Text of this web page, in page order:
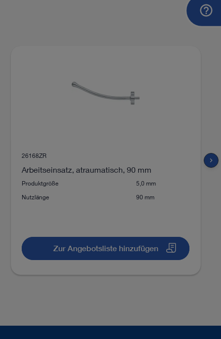
26168ZR
Arbeitseinsatz, atraumatisch, 90 mm
Produktgröße
5,0 mm
Nutzlänge
90 mm
Zur Angebotsliste hinzufügen
chevron_right